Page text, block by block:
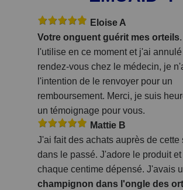
Eloise A
Votre onguent guérit mes orteils
l'utilise en ce moment et j'ai
rendez-vous chez le médecin, je
l'intention de le renvoyer pour un
remboursement. Merci, je suis
un témoignage pour vous.
Mattie B
J'ai fait des achats auprès de cette
dans le passé. J'adore le produit
chaque centime dépensé. J'avais
champignon dans l'ongle des